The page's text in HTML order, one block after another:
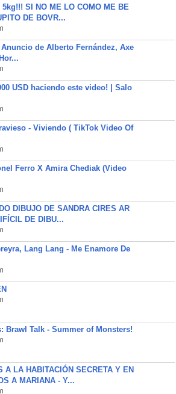
5kg!!! SI NO ME LO COMO ME BE
DE BOVR...
Anuncio de Alberto Fernández, Axe
USD haciendo este video! | Salo
- Viviendo ( TikTok Video Of
Ferro X Amira Chediak (Video
DIBUJO DE SANDRA CIRES AR
DE DIBU...
Lang Lang - Me Enamore De
Brawl Talk - Summer of Monsters!
A LA HABITACIÓN SECRETA Y EN
A MARIANA - Y...